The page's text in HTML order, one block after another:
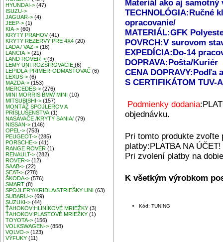
HYUNDAI-> (47)
ISUZU->
JAGUAR-> (4)
JEEP-> (1)
KIA-> (60)
KRYTY PRAHOV(41)
KRYTY REZERVY PRE 4X4 (20)
LADA / VAZ-> (18)
LANCIA-> (21)
LAND ROVER-> (3)
LEMY UNI ROZŠIROVACIE (6)
LEPIDLÁ-PRIMER-ODMASŤOVAČ (6)
LEXUS-> (6)
MAZDA-> (153)
MERCEDES-> (276)
MINI MORRIS BMW MINI
(10)
MITSUBISHI-> (157)
MONTÁŽ SPOJLEROV A
PRÍSLUŠENSTVA (1)
NASÁVAČE /KRYTY SANIA/ (79)
NISSAN-> (146)
OPEL-> (753)
PEUGEOT-> (285)
PORSCHE-> (41)
RANGE ROVER (1)
RENAULT-> (282)
ROVER-> (12)
SAAB-> (22)
SEAT-> (278)
ŠKODA-> (576)
SMART (8)
SPOJLERY/KRIDLA/STRIEŠKY UNI
(63)
SUBARU-> (69)
SUZUKI-> (44)
ŤAHOKOV:HLINÍKOVÉ MRIEŽKY (3)
ŤAHOKOV:PLASTOVÉ MRIEŽKY (1)
TOYOTA-> (156)
VOLKSWAGEN-> (858)
VOLVO-> (123)
VÝFUKY (11)
Materiál ako aj
TECHNOLÓGIA:Ručné
opracovanie/
MATERIÁL:GFK
POVRCH:V surovom
EXPEDÍCIA:Do-14
DOPRAVA:Pošta/Kuriér
CENA DOPRAVY:Podľa
S CERTIFIKÁTOM TUV-
Podmienky dodania
objednávku.
Pri tomto produkte
platby:PLATBA NA ÚČET!
Pri zvolení platby na
K všetkým výrobkom
Kód: TUNING